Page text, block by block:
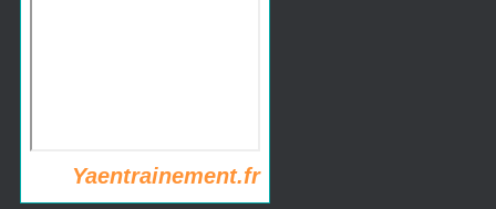
Yaentrainement.fr